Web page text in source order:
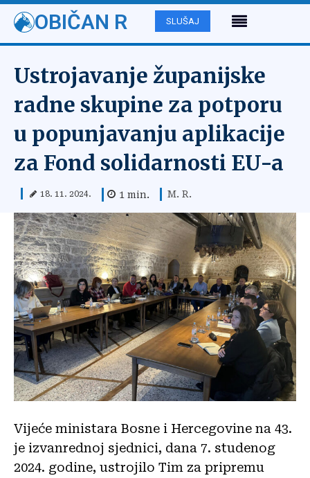
OBIČAN R SLUŠAJ
Ustrojavanje županijske
radne skupine za potporu
u popunjavanju aplikacije
za Fond solidarnosti EU-a
18. 11. 2024. 1 min. M. R.
Vijeće ministara Bosne i Hercegovine na 43.
je izvanrednoj sjednici, dana 7. studenog
2024. godine, ustrojilo Tim za pripremu